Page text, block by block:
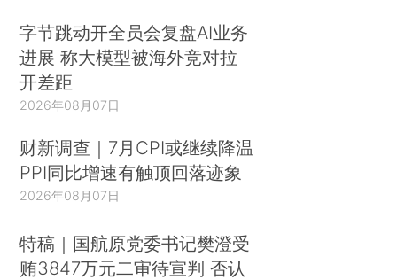
字节跳动开全员会复盘AI业务
进展 称大模型被海外竞对拉
开差距
2026年08月07日
财新调查｜7月CPI或继续降温
PPI同比增速有触顶回落迹象
2026年08月07日
特稿｜国航原党委书记樊澄受
贿3847万元二审待宣判 否认